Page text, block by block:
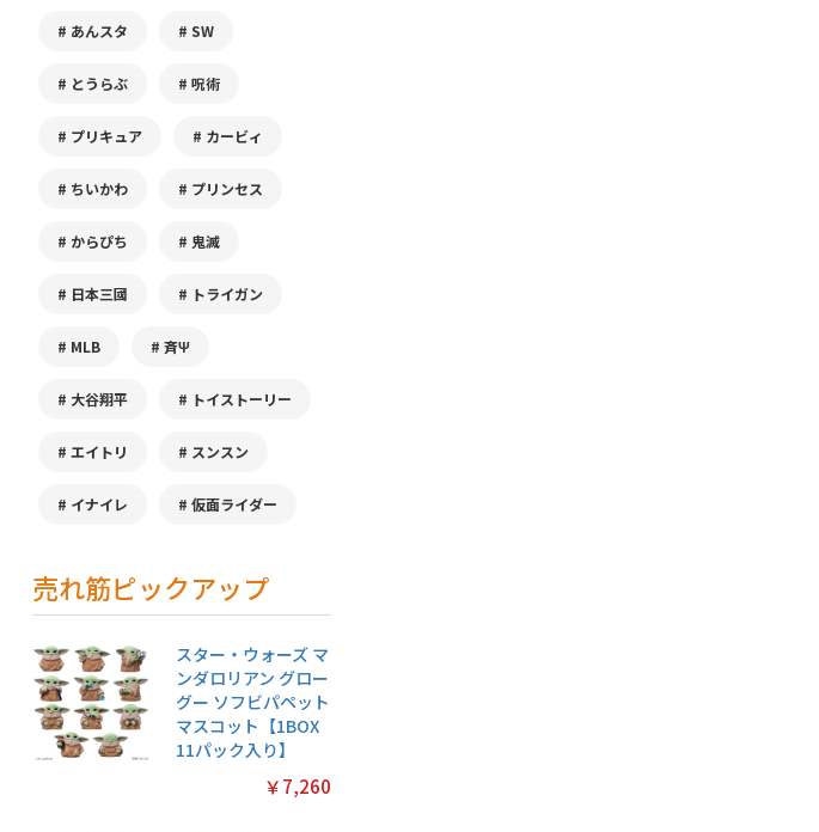
あんスタ SW
とうらぶ 呪術
プリキュア カービィ
ちいかわ プリンセス
からぴち 鬼滅
日本三國 トライガン
MLB 斉Ψ
大谷翔平 トイストーリー
エイトリ スンスン
イナイレ 仮面ライダー
売れ筋ピックアップ
スター・ウォーズ マ
ンダロリアン グロー
グー ソフビパペット
マスコット【1BOX
11パック入り】
￥7,260